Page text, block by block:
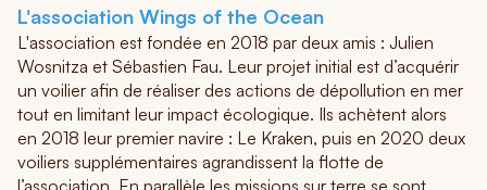
L'association Wings of the Ocean
L'association est fondée en 2018 par deux amis : Julien
Wosnitza et Sébastien Fau. Leur projet initial est d’acquérir
un voilier afin de réaliser des actions de dépollution en mer
tout en limitant leur impact écologique. Ils achètent alors
en 2018 leur premier navire : Le Kraken, puis en 2020 deux
voiliers supplémentaires agrandissent la flotte de